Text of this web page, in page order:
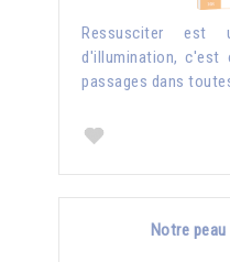
Ressusciter est
d'illumination, c'est
passages dans
Notre